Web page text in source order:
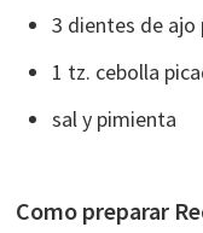
3 dientes de ajo
1 tz. cebolla
sal y pimienta
Como preparar